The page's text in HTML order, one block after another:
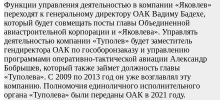
Функции управления деятельностью в компании «Яковлев»
переходят к генеральному директору ОАК Вадиму Бадехе,
который будет совмещать посты главы Объединенной
авиастроительной корпорации и «Яковлева». Управлять
деятельностью компании «Туполев» будет заместитель
гендиректора ОАК по гособоронзаказу и управлению
программами оперативно-тактической авиации Александр
Бобрышев, который также займет должность главы
«Туполева». С 2009 по 2013 год он уже возглавлял эту
компанию. Полномочия единоличного исполнительного
органа «Туполева» были переданы ОАК в 2021 году.